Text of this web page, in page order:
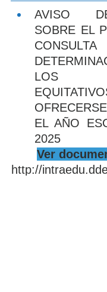
AVISO
SOBRE EL
LOS
EL AÑO
2025
Ver
http://